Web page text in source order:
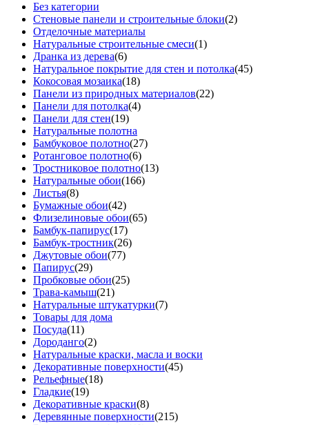
Без категории
Стеновые панели и строительные блоки(2)
Отделочные материалы
Натуральные строительные смеси(1)
Дранка из дерева(6)
Натуральное покрытие для стен и потолка(45)
Кокосовая мозаика(18)
Панели из природных материалов(22)
Панели для потолка(4)
Панели для стен(19)
Натуральные полотна
Бамбуковое полотно(27)
Ротанговое полотно(6)
Тростниковое полотно(13)
Натуральные обои(166)
Листья(8)
Бумажные обои(42)
Флизелиновые обои(65)
Бамбук-папирус(17)
Бамбук-тростник(26)
Джутовые обои(77)
Папирус(29)
Пробковые обои(25)
Трава-камыш(21)
Натуральные штукатурки(7)
Товары для дома
Посуда(11)
Дороданго(2)
Натуральные краски, масла и воски
Декоративные поверхности(45)
Рельефные(18)
Гладкие(19)
Декоративные краски(8)
Деревянные поверхности(215)